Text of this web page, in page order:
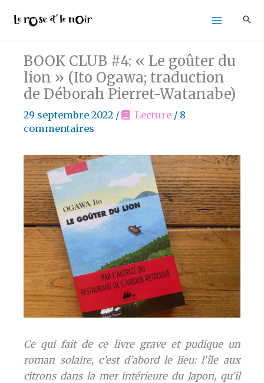
contenu
BOOK CLUB #4: « Le goûter du
lion » (Ito Ogawa; traduction
de Déborah Pierret-Watanabe)
29 septembre 2022 / Lecture/ 8
commentaires
Ce qui fait de ce livre grave et pudique un
roman solaire, c’est d’abord le lieu: l’île aux
citrons dans la mer intérieure du Japon, qu’il